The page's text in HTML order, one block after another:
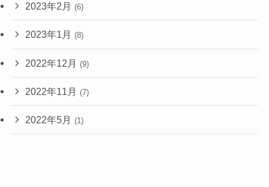
2023年2月 (6)
2023年1月 (8)
2022年12月 (9)
2022年11月 (7)
2022年5月 (1)